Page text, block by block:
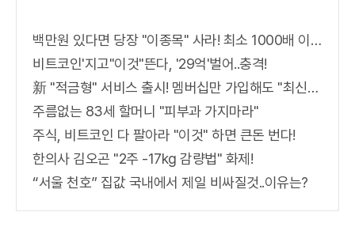
백만원 있다면 당장 "이종목" 사라! 최소 1000배 이상 증가...충격!!
비트코인'지고"이것"뜬다, '29억'벌어..충격!
新 "적금형" 서비스 출시! 멤버십만 가입해도 "최신가전" 선착순 100% 무료 경품지원!!
주름없는 83세 할머니 "피부과 가지마라"
주식, 비트코인 다 팔아라 "이것" 하면 큰돈 번다!
한의사 김오곤 "2주 -17kg 감량법" 화제!
“서울 천호” 집값 국내에서 제일 비싸질것..이유는?